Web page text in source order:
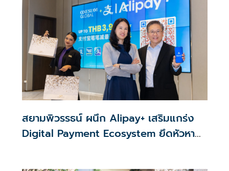
สยามพิวรรธน์ ผนึก Alipay+ เสริมแกร่ง
Digital Payment Ecosystem ยึดหัวหาด